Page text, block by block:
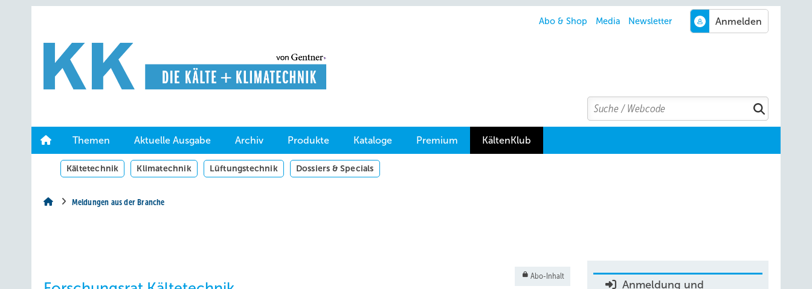
Hauptinhalt
Hauptmenü
Abo & Shop Media Newsletter
Search
Suchen
Themen Aktuelle Ausgabe Archiv Produkte Kataloge Premium KältenKlub
Kältetechnik Klimatechnik Lüftungstechnik Dossiers & Specials
Meldungen aus der Branche
Abo-Inhalt
Anmeldung und